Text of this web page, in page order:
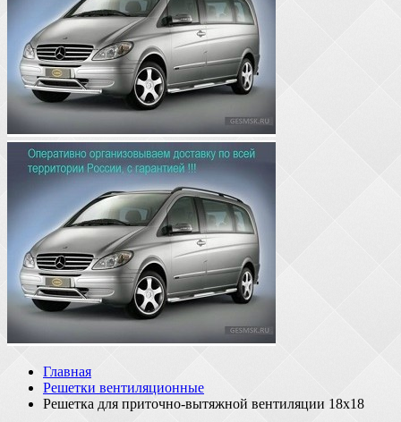
Главная
Решетки вентиляционные
Решетка для приточно-вытяжной вентиляции 18х18